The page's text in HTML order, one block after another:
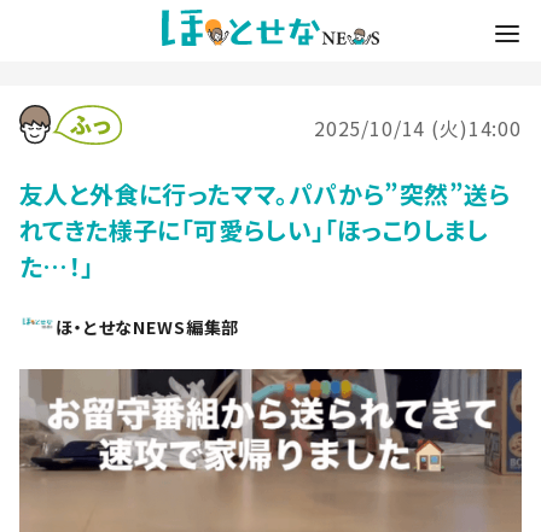
2025/10/14 (火)14:00
友人と外食に行ったママ。パパから”突然”送ら
れてきた様子に「可愛らしい」「ほっこりしまし
た…！」
ほ・とせなNEWS編集部